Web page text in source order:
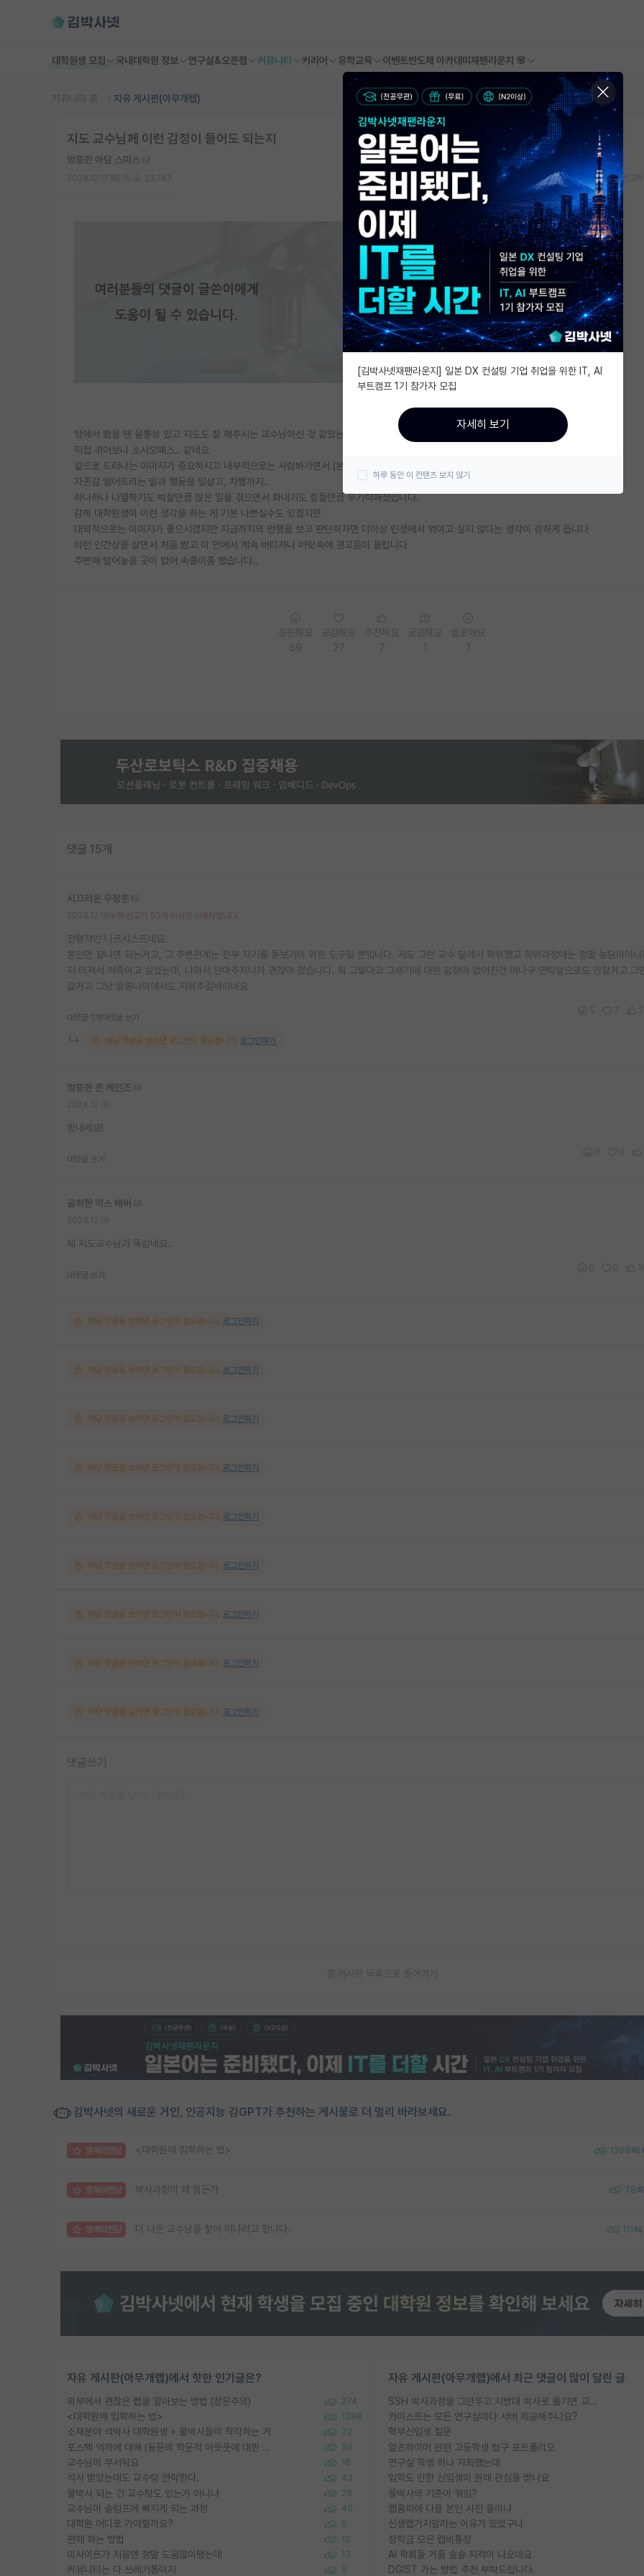
대학원생 모집 국내대학원 정보 연구실&오픈랩 커뮤니티 커리어 유학교육 이벤트반도체 아카데미 재팬라운지 🌸
커뮤니티 홈 자유 게시판(아무개랩)
지도 교수님께 이런 감정이 들어도 되는지
엉뚱한 아담 스미스
스크랩 신고
밖에서 봤을 땐 융통성 있고 지도도 잘 해주시는 교수님이신 것 같았는데
직접 겪어보니 소시오패스.. 같네요
겉으로 드러나는 이미지가 중요하시고 내부적으로는 사람봐가면서 (본인이 함부로 해도 괜찮은 학생들한테만)
자존감 떨어뜨리는 말과 행동을 일삼고, 차별까지..
하나하나 나열하기도 벅찰만큼 많은 일을 겪으면서 화내기도 힘들만큼 무기력해졌습니다.
감히 대학원생이 이런 생각을 하는 게 기분 나쁘실수도 있겠지만
대외적으로는 이미지가 좋으시갰지만 지금까지의 언행을 보고 판단하자면 더이상 인생에서 엮이고 싶지 않다는 생각이 강하게 듭니다
이런 인간상을 살면서 처음 봤고 이 안에서 계속 버티자니 머릿속에 경고음이 울립니다
주변에 털어놓을 곳이 없어 속풀이좀 했습니다..
댓글 15개
시끄러운 우장춘
누적 신고가 50개 이상인 사용자입니다.
전형적인 나르시스트네요.
본인만 잘나면 되는거고, 그 주변관계는 전부 자기를 돋보기이 위한 도구일 뿐입니다. 저도 그런 교수 밑에서 학위했고 학위과정때는 정말 농담이아
지 터져서 쳐죽이고 싶었는데, 나와서 안마주치니까 괜찮아 졌습니다. 뭐 그렇다고 그새기에 대한 감정이 없어진건 아니구 연락앞으로도 안할거고 그
갈거고 그낭 알룸나이에서도 지워주길바라네요
대댓글 1개 대댓글 쓰기
해당 댓글을 보려면 로그인이 필요합니다. 로그인하기
엉뚱한 존 케인즈
힘내세요!
대댓글 쓰기
공허한 막스 베버
제 지도교수님과 똑같네요..
대댓글 쓰기
해당 댓글을 보려면 로그인이 필요합니다. 로그인하기
해당 댓글을 보려면 로그인이 필요합니다. 로그인하기
해당 댓글을 보려면 로그인이 필요합니다. 로그인하기
해당 댓글을 보려면 로그인이 필요합니다. 로그인하기
해당 댓글을 보려면 로그인이 필요합니다. 로그인하기
해당 댓글을 보려면 로그인이 필요합니다. 로그인하기
해당 댓글을 보려면 로그인이 필요합니다. 로그인하기
해당 댓글을 보려면 로그인이 필요합니다. 로그인하기
해당 댓글을 보려면 로그인이 필요합니다. 로그인하기
댓글쓰기
게시판 목록으로 돌아가기
김박사넷의 새로운 거인, 인공지능 김GPT가 추천하는 게시물로 더 멀리 바라보세요.
명예의전당 <대학원에 입학하는 법> 1388
명예의전당 박사과정이 왜 힘든가 78
명예의전당 더 나은 교수님을 찾아 떠나려고 합니다. 111
자유 게시판(아무개랩)에서 핫한 인기글은?
외부에서 괜찮은 랩을 알아보는 방법 (장문주의) 274
<대학원에 입학하는 법> 1388
소재분야 석박사 대학원생 + 물박사들이 착각하는 거 72
포스텍 억까에 대해 (동문의 학문적 아웃풋에 대한 반박) 50
교수님이 무서워요 16
석사 받았는데도 교수랑 연락한다. 43
물박사 되는 건 교수탓도 있는거 아니냐 29
교수님이 슬럼프에 빠지게 되는 과정 40
대학원 어디로 가야할까요? 5
편애 하는 방법 12
이사이트가 처음엔 정말 도움많이됐는데 13
커뮤니티는 다 쓰레기통이지 6
자유 게시판(아무개랩)에서 최근 댓글이 많이 달린 글
SSH 박사과정을 그만두고 지방대 박사로 옮기면 교수의 꿈은 끝일까요?
카이스트는 모든 연구실마다 서버 제공해주나요?
학부신입생 질문
알츠하이머 관련 고등학생 탐구 포트폴리오
연구실 학생 하나 자퇴했는데
입학도 안한 신입생이 원래 관심을 받나요
물박사의 기준이 뭐임?
랩홈피에 다들 본인 사진 올리냐
신생랩가지말라는 이유가 있었구나
장학금 모은 랩비통장
AI 학회들 거품 슬슬 지적이 나오네요
DGIST 가는 방법 추천 부탁드립니다.
[김박사넷재팬라운지] 일본 DX 컨설팅 기업 취업을 위한 IT, AI
부트캠프 1기 참가자 모집
자세히 보기
하루 동안 이 컨텐츠 보지 않기